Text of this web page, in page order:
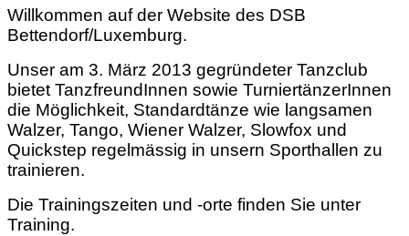
Willkommen auf der Website des DSB
Bettendorf/Luxemburg.
Unser am 3. März 2013 gegründeter Tanzclub
bietet TanzfreundInnen sowie TurniertänzerInnen
die Möglichkeit, Standardtänze wie langsamen
Walzer, Tango, Wiener Walzer, Slowfox und
Quickstep regelmässig in unsern Sporthallen zu
trainieren.
Die Trainingszeiten und -orte finden Sie unter
Training.